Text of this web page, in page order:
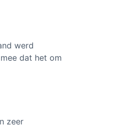
werd
dat het om
zeer